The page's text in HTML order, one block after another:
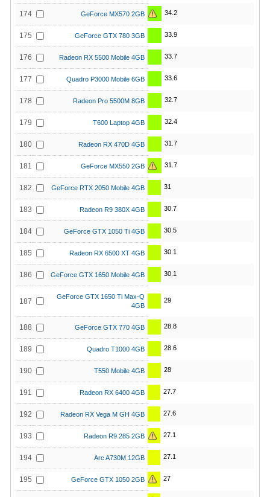
174 GeForce MX570 2GB 34.2
175 GeForce GTX 780 3GB 33.9
176 Radeon RX 5500 Mobile 4GB 33.7
177 Quadro P3000 Mobile 6GB 33.6
178 Radeon Pro 5500M 8GB 32.7
179 T600 Laptop 4GB 32.4
180 Radeon RX 470D 4GB 31.7
181 GeForce MX550 2GB 31.7
182 GeForce RTX 2050 Mobile 4GB 31
183 Radeon R9 380X 4GB 30.7
184 GeForce GTX 1050 Ti 4GB 30.5
185 Radeon RX 6500 XT 4GB 30.1
186 GeForce GTX 1650 Mobile 4GB 30.1
187
GeForce GTX 1650 Ti Max-Q
4GB
29
188 GeForce GTX 770 4GB 28.8
189 Quadro T1000 4GB 28.6
190 T550 Mobile 4GB 28
191 Radeon RX 6400 4GB 27.7
192 Radeon RX Vega M GH 4GB 27.6
193 Radeon R9 285 2GB 27.1
194 Arc A730M 12GB 27.1
195 GeForce GTX 1050 2GB 27